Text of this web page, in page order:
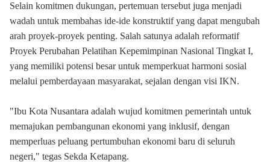
Selain komitmen dukungan, pertemuan tersebut juga menjadi
wadah untuk membahas ide-ide konstruktif yang dapat mengubah
arah proyek-proyek penting. Salah satunya adalah reformatif
Proyek Perubahan Pelatihan Kepemimpinan Nasional Tingkat I,
yang memiliki potensi besar untuk memperkuat harmoni sosial
melalui pemberdayaan masyarakat, sejalan dengan visi IKN.
"Ibu Kota Nusantara adalah wujud komitmen pemerintah untuk
memajukan pembangunan ekonomi yang inklusif, dengan
memperluas peluang pertumbuhan ekonomi baru di seluruh
negeri," tegas Sekda Ketapang.